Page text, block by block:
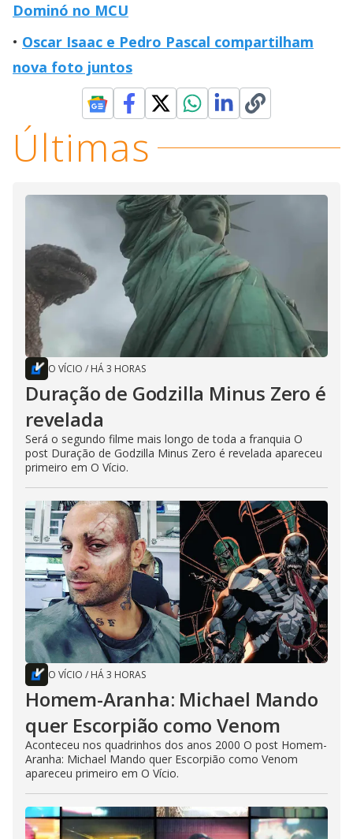
Dominó no MCU
Oscar Isaac e Pedro Pascal compartilham
nova foto juntos
Últimas
O VÍCIO / HÁ 3 HORAS
Duração de Godzilla Minus Zero é
revelada
Será o segundo filme mais longo de toda a franquia O
post Duração de Godzilla Minus Zero é revelada apareceu
primeiro em O Vício.
O VÍCIO / HÁ 3 HORAS
Homem-Aranha: Michael Mando
quer Escorpião como Venom
Aconteceu nos quadrinhos dos anos 2000 O post Homem-
Aranha: Michael Mando quer Escorpião como Venom
apareceu primeiro em O Vício.